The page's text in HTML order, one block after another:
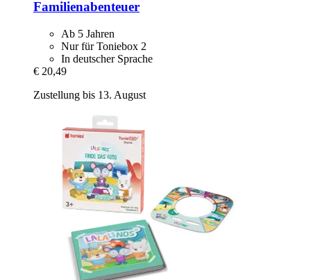
Familienabenteuer
Ab 5 Jahren
Nur für Toniebox 2
In deutscher Sprache
€ 20,49
Zustellung bis 13. August